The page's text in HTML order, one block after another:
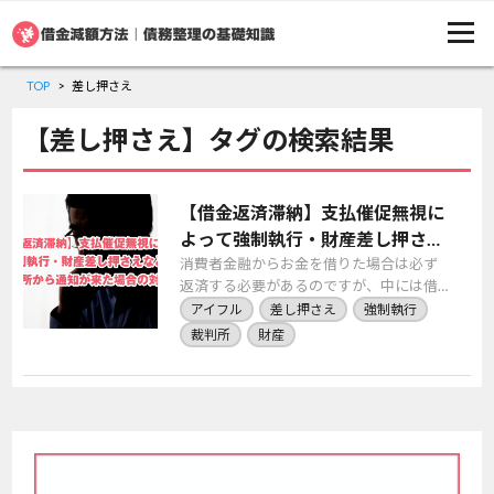
TOP 差し押さえ
【差し押さえ】タグの検索結果
【借金返済滞納】支払催促無視に
よって強制執行・財産差し押さえ
などの裁判所から通知が来た場合
の対処法
消費者金融からお金を借りた場合は必ず
返済する必要があるのですが、中には借
金返済ができなかったり支払いの催促を
無視するという人もいます。その場合に
は裁判所から通知 […]
アイフル 差し押さえ
強制執行
裁判所
財産